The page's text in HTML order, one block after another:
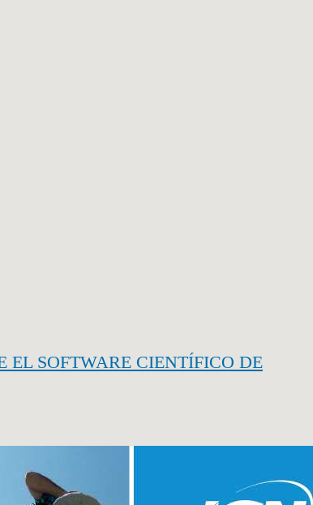
EL SOFTWARE CIENTÍFICO DE